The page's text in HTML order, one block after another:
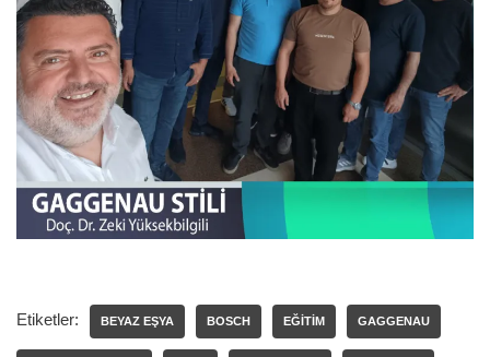
Etiketler: BEYAZ EŞYA BOSCH EĞITIM GAGGENAU